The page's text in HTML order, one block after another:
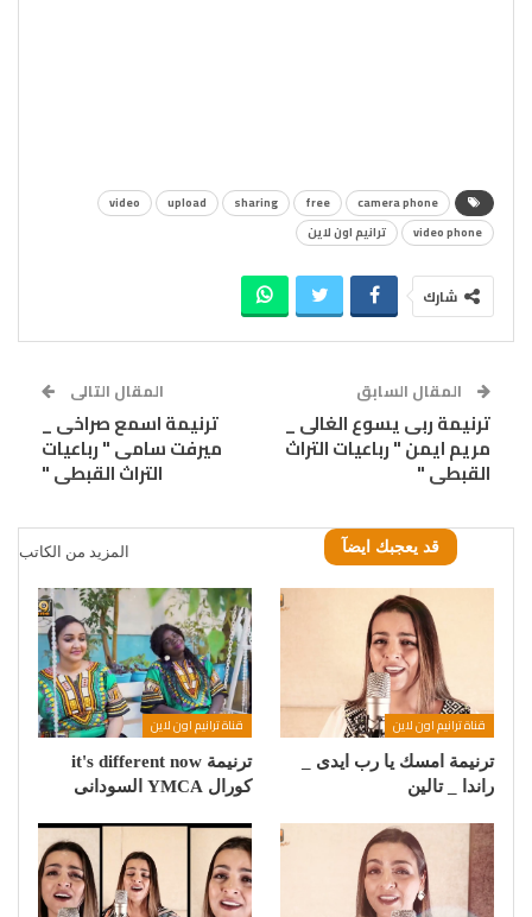
camera phone
free
sharing
upload
video
video phone
ترانيم اون لاين
شارك
المقال السابق
ترنيمة ربى يسوع الغالى _
مريم ايمن " رباعيات التراث
القبطى "
المقال التالى
ترنيمة اسمع صراخى _
ميرفت سامى " رباعيات
التراث القبطى "
قد يعجبك ايضآ المزيد من الكاتب
قناة ترانيم اون لاين
ترنيمة امسك يا رب ايدى _
راندا _ تالين
قناة ترانيم اون لاين
ترنيمة it's different now
كورال YMCA السودانى